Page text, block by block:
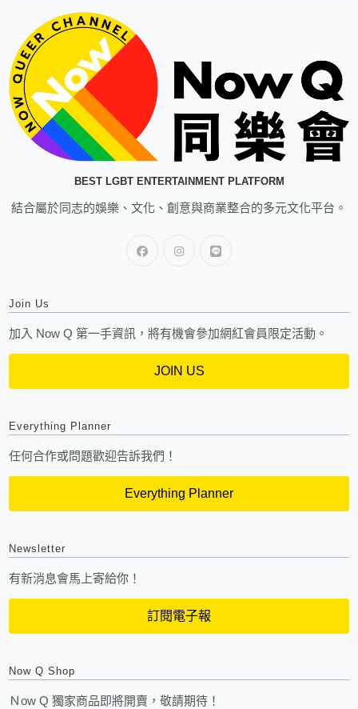
BEST LGBT ENTERTAINMENT PLATFORM
結合屬於同志的娛樂、文化、創意與商業整合的多元文化平台。
Join Us
加入 Now Q 第一手資訊，將有機會參加網紅會員限定活動。
JOIN US
Everything Planner
任何合作或問題歡迎告訴我們！
Everything Planner
Newsletter
有新消息會馬上寄給你！
訂閱電子報
Now Q Shop
Ｎow Q 獨家商品即將開賣，敬請期待！